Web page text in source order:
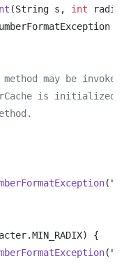
(String s, int radix)
may be invoked
is initialized.
(
{
(